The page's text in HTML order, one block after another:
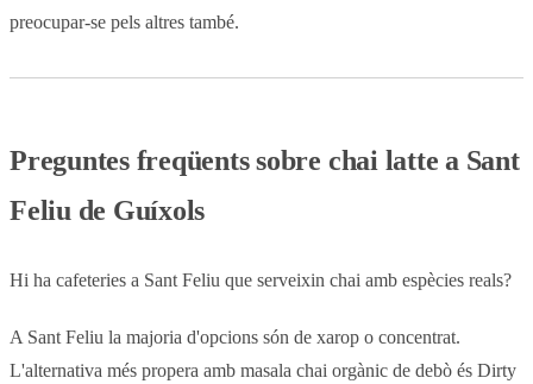
preocupar-se pels altres també.
Preguntes freqüents sobre chai latte a Sant
Feliu de Guíxols
Hi ha cafeteries a Sant Feliu que serveixin chai amb espècies reals?
A Sant Feliu la majoria d'opcions són de xarop o concentrat.
L'alternativa més propera amb masala chai orgànic de debò és Dirty